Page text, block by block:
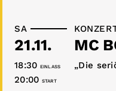
SA
21.11.
EINLASS
18:30
START
20:00
MC
„Die